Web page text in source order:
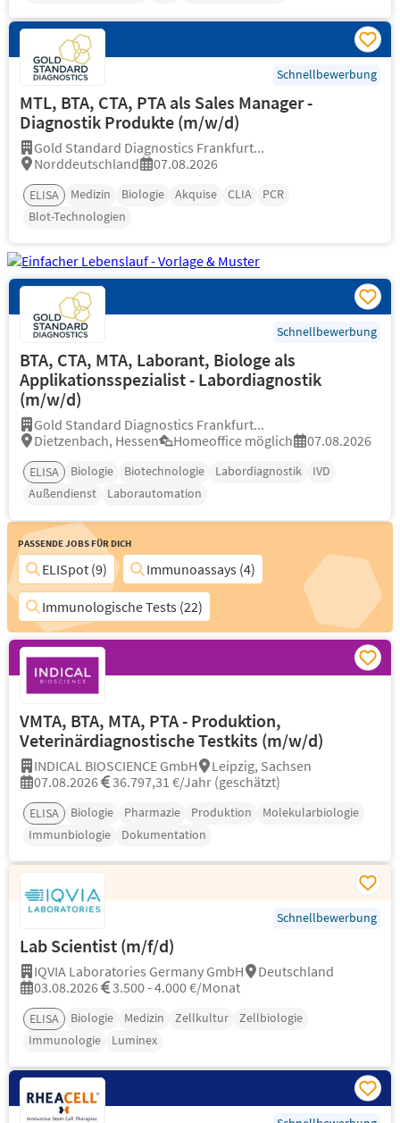
Schnellbewerbung
MTL, BTA, CTA, PTA als Sales Manager -
Diagnostik Produkte (m/w/d)
Gold Standard Diagnostics Frankfurt...
Norddeutschland
07.08.2026
ELISA Medizin Biologie Akquise CLIA
PCR
Blot-Technologien
Schnellbewerbung
BTA, CTA, MTA, Laborant, Biologe als
Applikationsspezialist - Labordiagnostik
(m/w/d)
Gold Standard Diagnostics Frankfurt...
Dietzenbach, Hessen
Homeoffice möglich 07.08.2026
ELISA Biologie Biotechnologie Labordiagnostik
IVD
Außendienst
Laborautomation
Passende Jobs für Dich
ELISpot (9)
Immunoassays (4)
Immunologische Tests (22)
VMTA, BTA, MTA, PTA - Produktion,
Veterinärdiagnostische Testkits (m/w/d)
INDICAL BIOSCIENCE GmbH
Leipzig, Sachsen
07.08.2026
36.797,31 €/Jahr (geschätzt)
ELISA Biologie Pharmazie Produktion
Molekularbiologie
Immunbiologie
Dokumentation
Schnellbewerbung
Lab Scientist (m/f/d)
IQVIA Laboratories Germany GmbH
Deutschland
03.08.2026
3.500 - 4.000 €/Monat
ELISA Biologie Medizin Zellkultur
Zellbiologie
Immunologie
Luminex